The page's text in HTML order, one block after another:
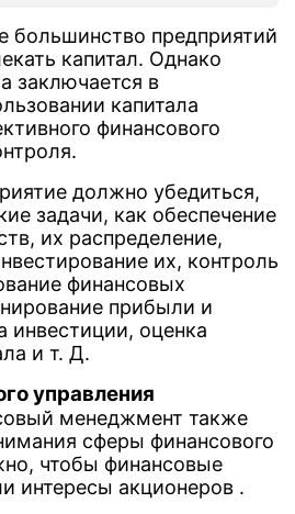
большинство предприятий
капитал. Однако
заключается в
капитала
финансового
должно убедиться,
задачи, как обеспечение
их распределение,
их, контроль
финансовых
прибыли и
инвестиции, оценка
и т. Д.
управления
менеджмент также
сферы финансового
чтобы финансовые
интересы акционеров .